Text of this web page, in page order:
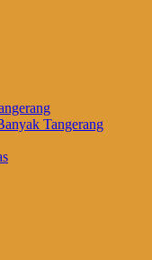
Tangerang